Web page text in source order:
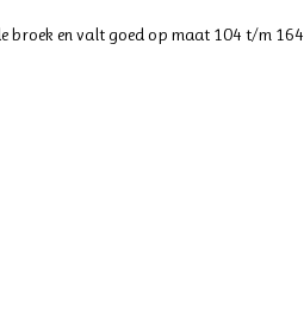
broek en valt goed op maat 104 t/m 164